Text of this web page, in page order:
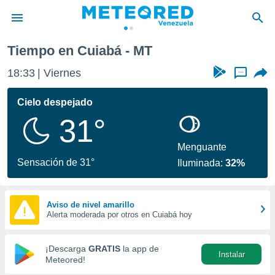
de
ha
calidad.
a este
las
y
forma
digital
basada
Tiempo en Cuiabá - MT
18:33 Viernes ...
Cielo despejado
31°
Sensación de 31°
Menguante
Iluminada:32%
Aviso de nivel amarillo
Alerta moderada por otros en Cuiabá hoy
¡Descarga GRATIS la app de
Meteored!
Instalar